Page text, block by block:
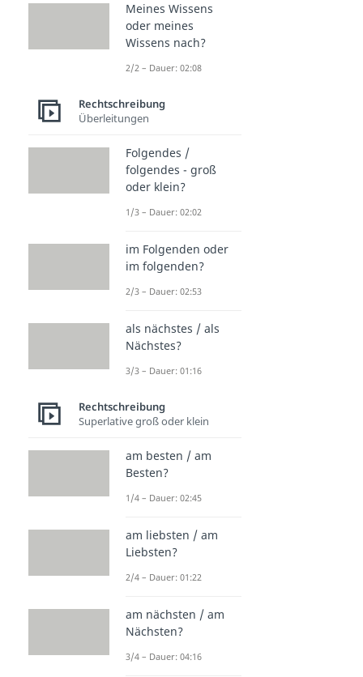
Meines Wissens
oder meines
Wissens nach?
2/2 – Dauer: 02:08
Rechtschreibung
Überleitungen
Folgendes /
folgendes - groß
oder klein?
1/3 – Dauer: 02:02
im Folgenden oder
im folgenden?
2/3 – Dauer: 02:53
als nächstes / als
Nächstes?
3/3 – Dauer: 01:16
Rechtschreibung
Superlative groß oder klein
am besten / am
Besten?
1/4 – Dauer: 02:45
am liebsten / am
Liebsten?
2/4 – Dauer: 01:22
am nächsten / am
Nächsten?
3/4 – Dauer: 04:16